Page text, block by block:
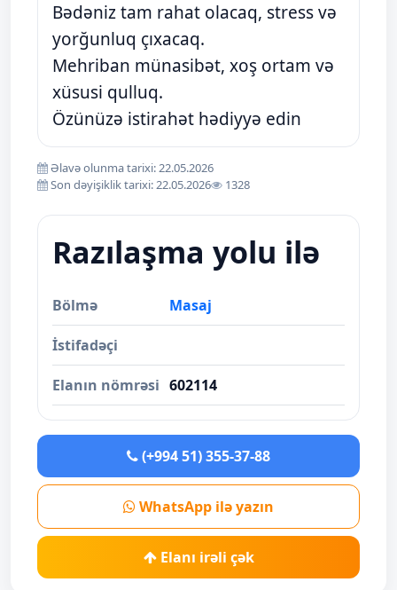
Bədəniz tam rahat olacaq, stress və
yorğunluq çıxacaq.
Mehriban münasibət, xoş ortam və
xüsusi qulluq.
Özünüzə istirahət hədiyyə edin
Əlavə olunma tarixi: 22.05.2026
Son dəyişiklik tarixi: 22.05.2026
1328
Razılaşma yolu ilə
Bölmə Masaj
İstifadəçi
Elanın nömrəsi 602114
(+994 51) 355-37-88
WhatsApp ilə yazın
Elanı irəli çək